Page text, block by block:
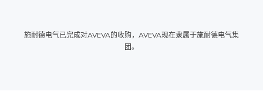
施耐德电气已完成对AVEVA的收购，AVEVA现在隶属于施耐德电气集
团。